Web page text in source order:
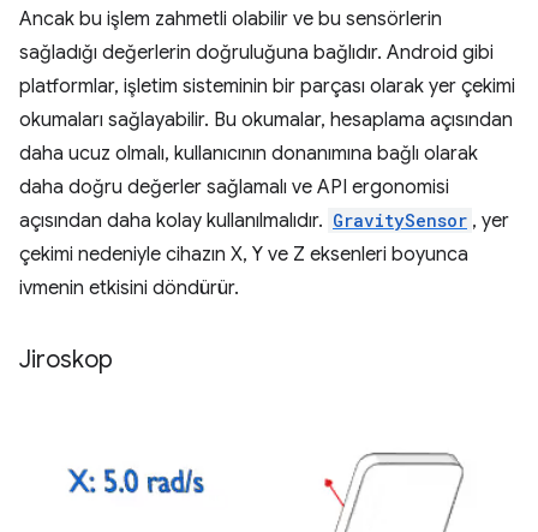
Ancak bu işlem zahmetli olabilir ve bu sensörlerin
sağladığı değerlerin doğruluğuna bağlıdır. Android gibi
platformlar, işletim sisteminin bir parçası olarak yer çekimi
okumaları sağlayabilir. Bu okumalar, hesaplama açısından
daha ucuz olmalı, kullanıcının donanımına bağlı olarak
daha doğru değerler sağlamalı ve API ergonomisi
açısından daha kolay kullanılmalıdır. GravitySensor , yer
çekimi nedeniyle cihazın X, Y ve Z eksenleri boyunca
ivmenin etkisini döndürür.
Jiroskop